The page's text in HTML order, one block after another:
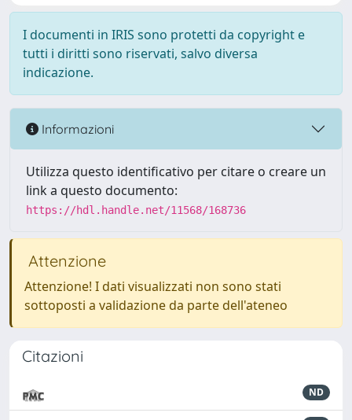
I documenti in IRIS sono protetti da copyright e
tutti i diritti sono riservati, salvo diversa
indicazione.
Informazioni
Utilizza questo identificativo per citare o creare un
link a questo documento:
https://hdl.handle.net/11568/168736
Attenzione
Attenzione! I dati visualizzati non sono stati
sottoposti a validazione da parte dell'ateneo
Citazioni
ND